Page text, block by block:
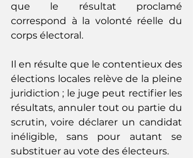
que le résultat proclamé
correspond à la volonté réelle du
corps électoral.
Il en résulte que le contentieux des
élections locales relève de la pleine
juridiction ; le juge peut rectifier les
résultats, annuler tout ou partie du
scrutin, voire déclarer un candidat
inéligible, sans pour autant se
substituer au vote des électeurs.